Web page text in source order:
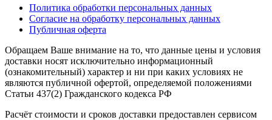
Политика обработки персональных данных
Согласие на обработку персональных данных
Публичная оферта
Обращаем Ваше внимание на то, что данные цены и условия
доставки носят исключительно информационный
(ознакомительный) характер и ни при каких условиях не
являются публичной офертой, определяемой положениями
Статьи 437(2) Гражданского кодекса РФ
Расчёт стоимости и сроков доставки предоставлен сервисом